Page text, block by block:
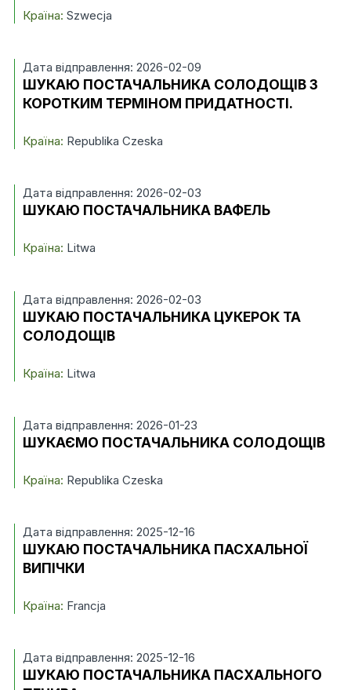
Країна: Szwecja
Дата відправлення: 2026-02-09
ШУКАЮ ПОСТАЧАЛЬНИКА СОЛОДОЩІВ З
КОРОТКИМ ТЕРМІНОМ ПРИДАТНОСТІ.
Країна: Republika Czeska
Дата відправлення: 2026-02-03
ШУКАЮ ПОСТАЧАЛЬНИКА ВАФЕЛЬ
Країна: Litwa
Дата відправлення: 2026-02-03
ШУКАЮ ПОСТАЧАЛЬНИКА ЦУКЕРОК ТА
СОЛОДОЩІВ
Країна: Litwa
Дата відправлення: 2026-01-23
ШУКАЄМО ПОСТАЧАЛЬНИКА СОЛОДОЩІВ
Країна: Republika Czeska
Дата відправлення: 2025-12-16
ШУКАЮ ПОСТАЧАЛЬНИКА ПАСХАЛЬНОЇ
ВИПІЧКИ
Країна: Francja
Дата відправлення: 2025-12-16
ШУКАЮ ПОСТАЧАЛЬНИКА ПАСХАЛЬНОГО